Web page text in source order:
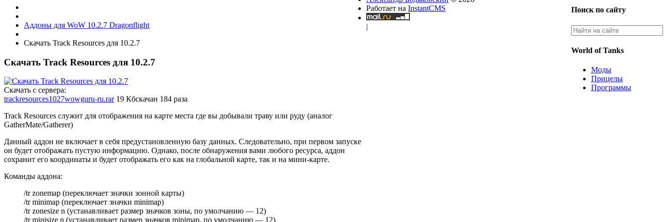
Аддоны для WoW 10.2.7 Dragonflight
Скачать Track Resources для 10.2.7
Скачать Track Resources для 10.2.7
Скачать с сервера:
trackresources1027wowguru-ru.rar 19 Кбскачан 184 раза
Track Resources служит для отображения на карте места где вы добывали траву или руду (аналог
GatherMate/Gatherer)
Данный аддон не включает в себя предустановленную базу данных. Следовательно, при первом запуске
он будет отображать пустую информацию. Однако, после обнаружения вами любого ресурса, аддон
сохранит его координаты и будет отображать его как на глобальной карте, так и на мини-карте.
Команды аддона:
/tr zonemap (переключает значки зонной карты)
/tr minimap (переключает значки minimap)
/tr zonesize n (устанавливает размер значков зоны, по умолчанию — 12)
/tr minisize n (устанавливает размер значков minimap, по умолчанию — 12)
Поиск по сайту
World of Tanks
Моды
Прицелы
Программы
Работает на InstantCMS
|